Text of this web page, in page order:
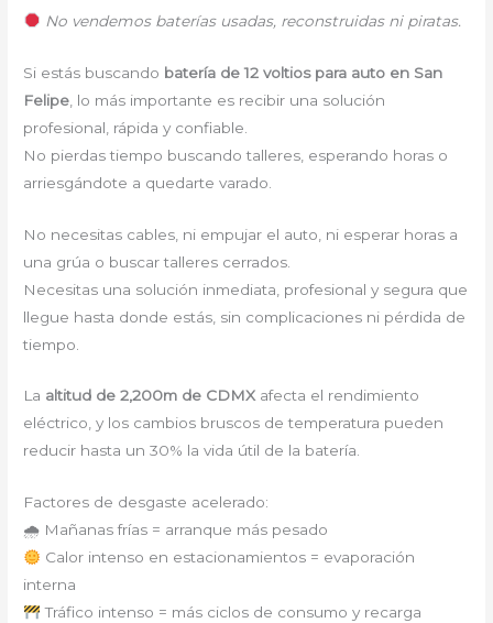
No vendemos baterías usadas, reconstruidas ni piratas.
Si estás buscando batería de 12 voltios para auto en San
Felipe , lo más importante es recibir una solución
profesional, rápida y confiable.
No pierdas tiempo buscando talleres, esperando horas o
arriesgándote a quedarte varado.
No necesitas cables, ni empujar el auto, ni esperar horas a
una grúa o buscar talleres cerrados.
Necesitas una solución inmediata, profesional y segura que
llegue hasta donde estás, sin complicaciones ni pérdida de
tiempo.
La altitud de 2,200m de CDMXafecta el rendimiento
eléctrico, y los cambios bruscos de temperatura pueden
reducir hasta un 30% la vida útil de la batería.
Factores de desgaste acelerado:
🌧 Mañanas frías = arranque más pesado
Calor intenso en estacionamientos = evaporación
interna
Tráfico intenso = más ciclos de consumo y recarga